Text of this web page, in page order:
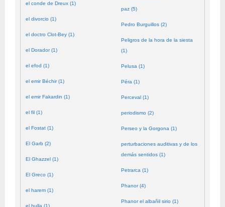
el conde de Dreux (1)
el divorcio (1)
el doctro Clot-Bey (1)
el Dorador (1)
el efod (1)
el emir Béchir (1)
el emir Fakardin (1)
el fil (1)
el Fostat (1)
El Garb (2)
El Ghazzel (1)
El Greco (1)
el harem (1)
el hulla (1)
paz (5)
Pedro Burguillos (2)
Peligros de la hora de la siesta
(1)
Pelusa (1)
Péra (1)
Perceval (1)
periodismo (2)
Perseo y la Gorgona (1)
perturbaciones auditivas y de los
demás sentidos (1)
Petrarca (1)
Phanor (4)
Phanor el albañil sirio (1)